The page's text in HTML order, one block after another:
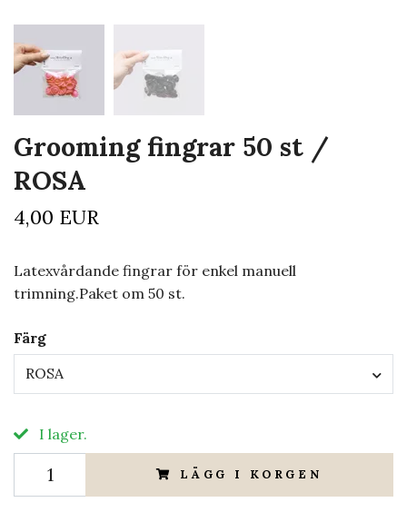
Grooming fingrar 50 st /
ROSA
4,00 EUR
Latexvårdande fingrar för enkel manuell
trimning.Paket om 50 st.
Färg
ROSA
I lager.
LÄGG I KORGEN